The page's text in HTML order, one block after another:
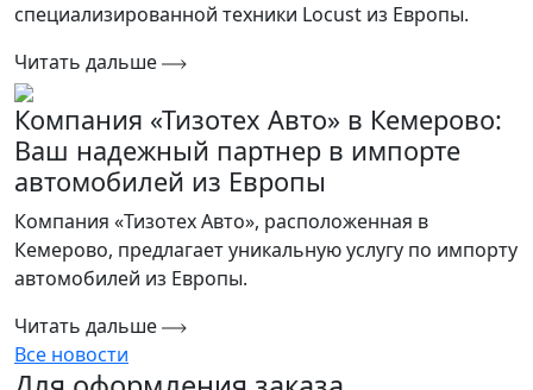
специализированной техники Locust из Европы.
Читать дальше
Компания «Тизотех Авто» в Кемерово:
Ваш надежный партнер в импорте
автомобилей из Европы
Компания «Тизотех Авто», расположенная в
Кемерово, предлагает уникальную услугу по импорту
автомобилей из Европы.
Читать дальше
Все новости